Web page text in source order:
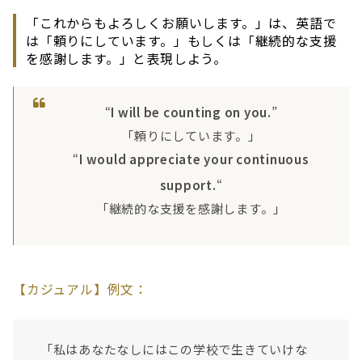
「これからもよろしくお願いします。」は、英語で
は「頼りにしています。」もしくは「継続的な支援
を感謝します。」と表現しよう。
“I will be counting on you.”
「頼りにしています。」
“I would appreciate your continuous
support.“
「継続的な支援を感謝します。」
【カジュアル】例文：
「私はあなたなしにはこの学校で生きていけな